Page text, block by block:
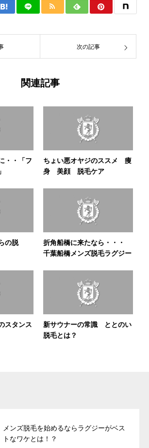
次の記事
関連記事
・・「フ
ちょい悪オヤジのススメ 痩
身 美顔 脱毛ケア
の脱
折角船橋に来たなら・・・
千葉船橋メンズ脱毛ラグジー
スタンス
新サウナーの常識 ととのい
脱毛とは？
メンズ脱毛を始めるならラグジーがベス
トなワケとは！？